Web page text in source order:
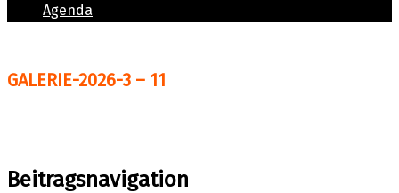
Agenda
GALERIE-2026-3 – 11
Beitragsnavigation